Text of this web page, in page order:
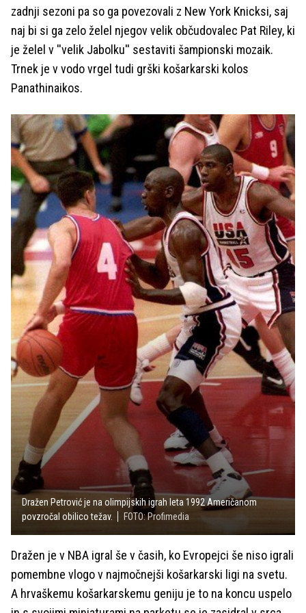
zadnji sezoni pa so ga povezovali z New York Knicksi, saj
naj bi si ga zelo želel njegov velik občudovalec Pat Riley, ki
je želel v ''velik Jabolku'' sestaviti šampionski mozaik.
Trnek je v vodo vrgel tudi grški košarkarski kolos
Panathinaikos.
Dražen Petrović je na olimpijskih igrah leta 1992 Američanom
povzročal obilico težav.
FOTO: Profimedia
Dražen je v NBA igral še v časih, ko Evropejci še niso igrali
pomembne vlogo v najmočnejši košarkarski ligi na svetu.
A hrvaškemu košarkarskemu geniju je to na koncu uspelo